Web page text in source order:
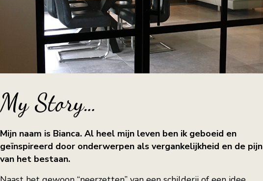
My Story…
Mijn naam is Bianca. Al heel mijn leven ben ik geboeid en
geïnspireerd door onderwerpen als vergankelijkheid en de pijn
van het bestaan.